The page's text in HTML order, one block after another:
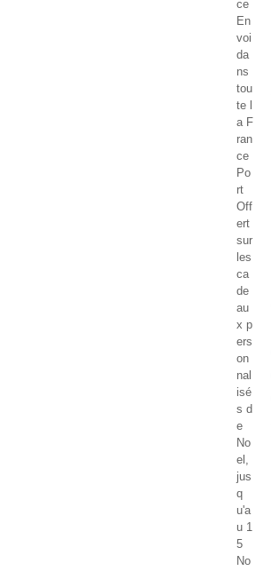
ce
En
voi
da
ns
tou
te l
a F
ran
ce
Po
rt
Off
ert
sur
les
ca
de
au
x p
ers
on
nal
isé
s d
e
No
el,
jus
q
u'a
u 1
5
No